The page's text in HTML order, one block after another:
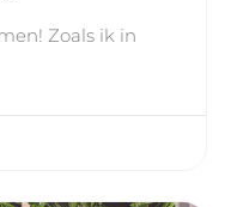
Zoals ik in